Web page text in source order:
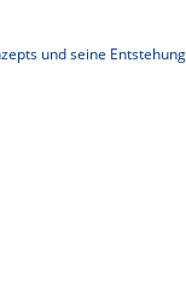
und seine